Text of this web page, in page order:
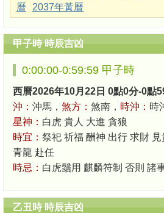
曆
2037年黃曆
甲子時 時辰吉凶
0:00:00-0:59:59 甲子時
西曆2026年10月22日 0點0分-0點
沖： 沖馬， 煞方： 煞南， 時沖： 時
星神： 白虎 貴人 大進 貪狼
時宜： 祭祀 祈福 酬神 出行 求財
青龍 赴任
時忌： 白虎鬚用 麒麟符制 否則 諸
乙丑時 時辰吉凶